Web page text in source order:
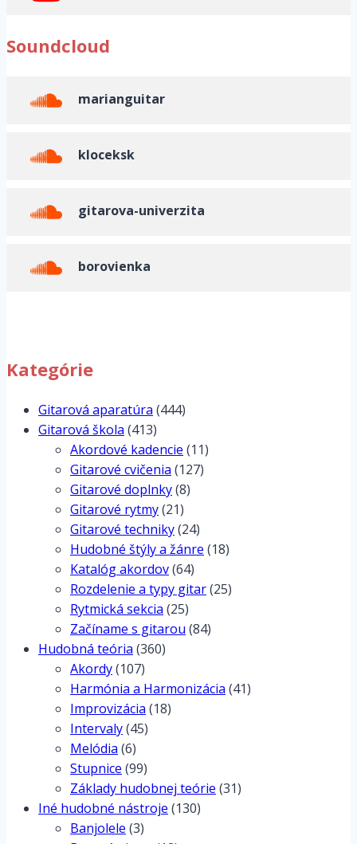
Soundcloud
marianguitar
kloceksk
gitarova-univerzita
borovienka
Kategórie
Gitarová aparatúra (444)
Gitarová škola (413)
Akordové kadencie (11)
Gitarové cvičenia (127)
Gitarové doplnky(8)
Gitarové rytmy(21)
Gitarové techniky(24)
Hudobné štýly a žánre (18)
Katalóg akordov(64)
Rozdelenie a typy gitar(25)
Rytmická sekcia (25)
Začíname s gitarou (84)
Hudobná teória (360)
Akordy(107)
Harmónia a Harmonizácia (41)
Improvizácia (18)
Intervaly(45)
Melódia (6)
Stupnice (99)
Základy hudobnej teórie (31)
Iné hudobné nástroje (130)
Banjolele (3)